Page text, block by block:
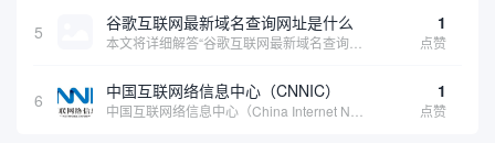
5 谷歌互联网最新域名查询网址是什么 1
点赞
6 中国互联网络信息中心（CNNIC） 1
点赞